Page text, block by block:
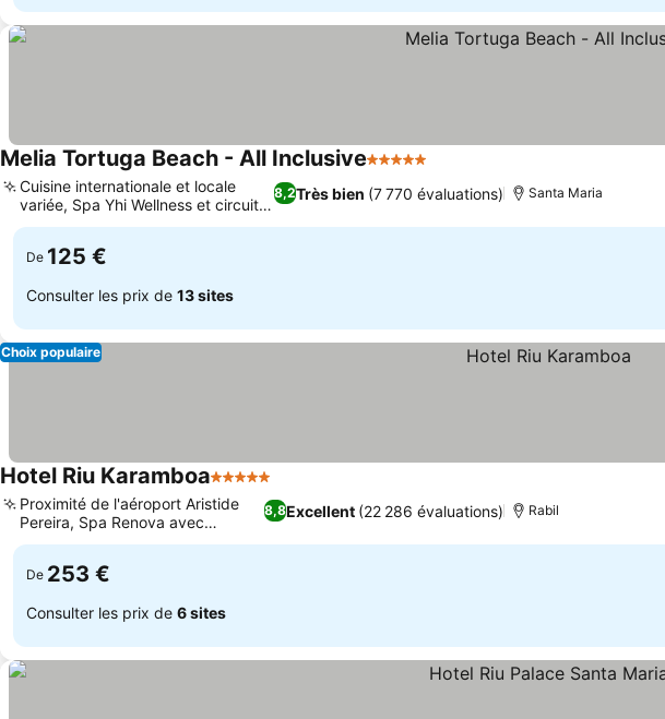
Melia Tortuga Beach - All Inclusive5 Étoiles
8,2Très bien (7 770 évaluations)
Cuisine internationale et locale
variée, Spa Yhi Wellness et circuit
thermal
Santa Maria
De 125 €
Consulter les prix de 13 sites
Choix populaire
Hotel Riu Karamboa5 Étoiles
8,8Excellent (22 286 évaluations)
Proximité de l'aéroport Aristide
Pereira, Spa Renova avec
hammam
Rabil
De 253 €
Consulter les prix de 6 sites